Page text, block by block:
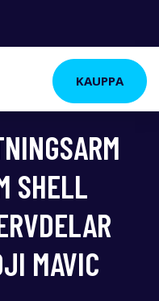
KAUPPA
SHELL
MAVIC